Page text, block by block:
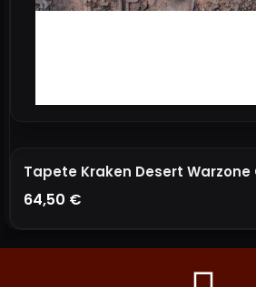
Tapete Kraken Desert Warzone
64,50 €